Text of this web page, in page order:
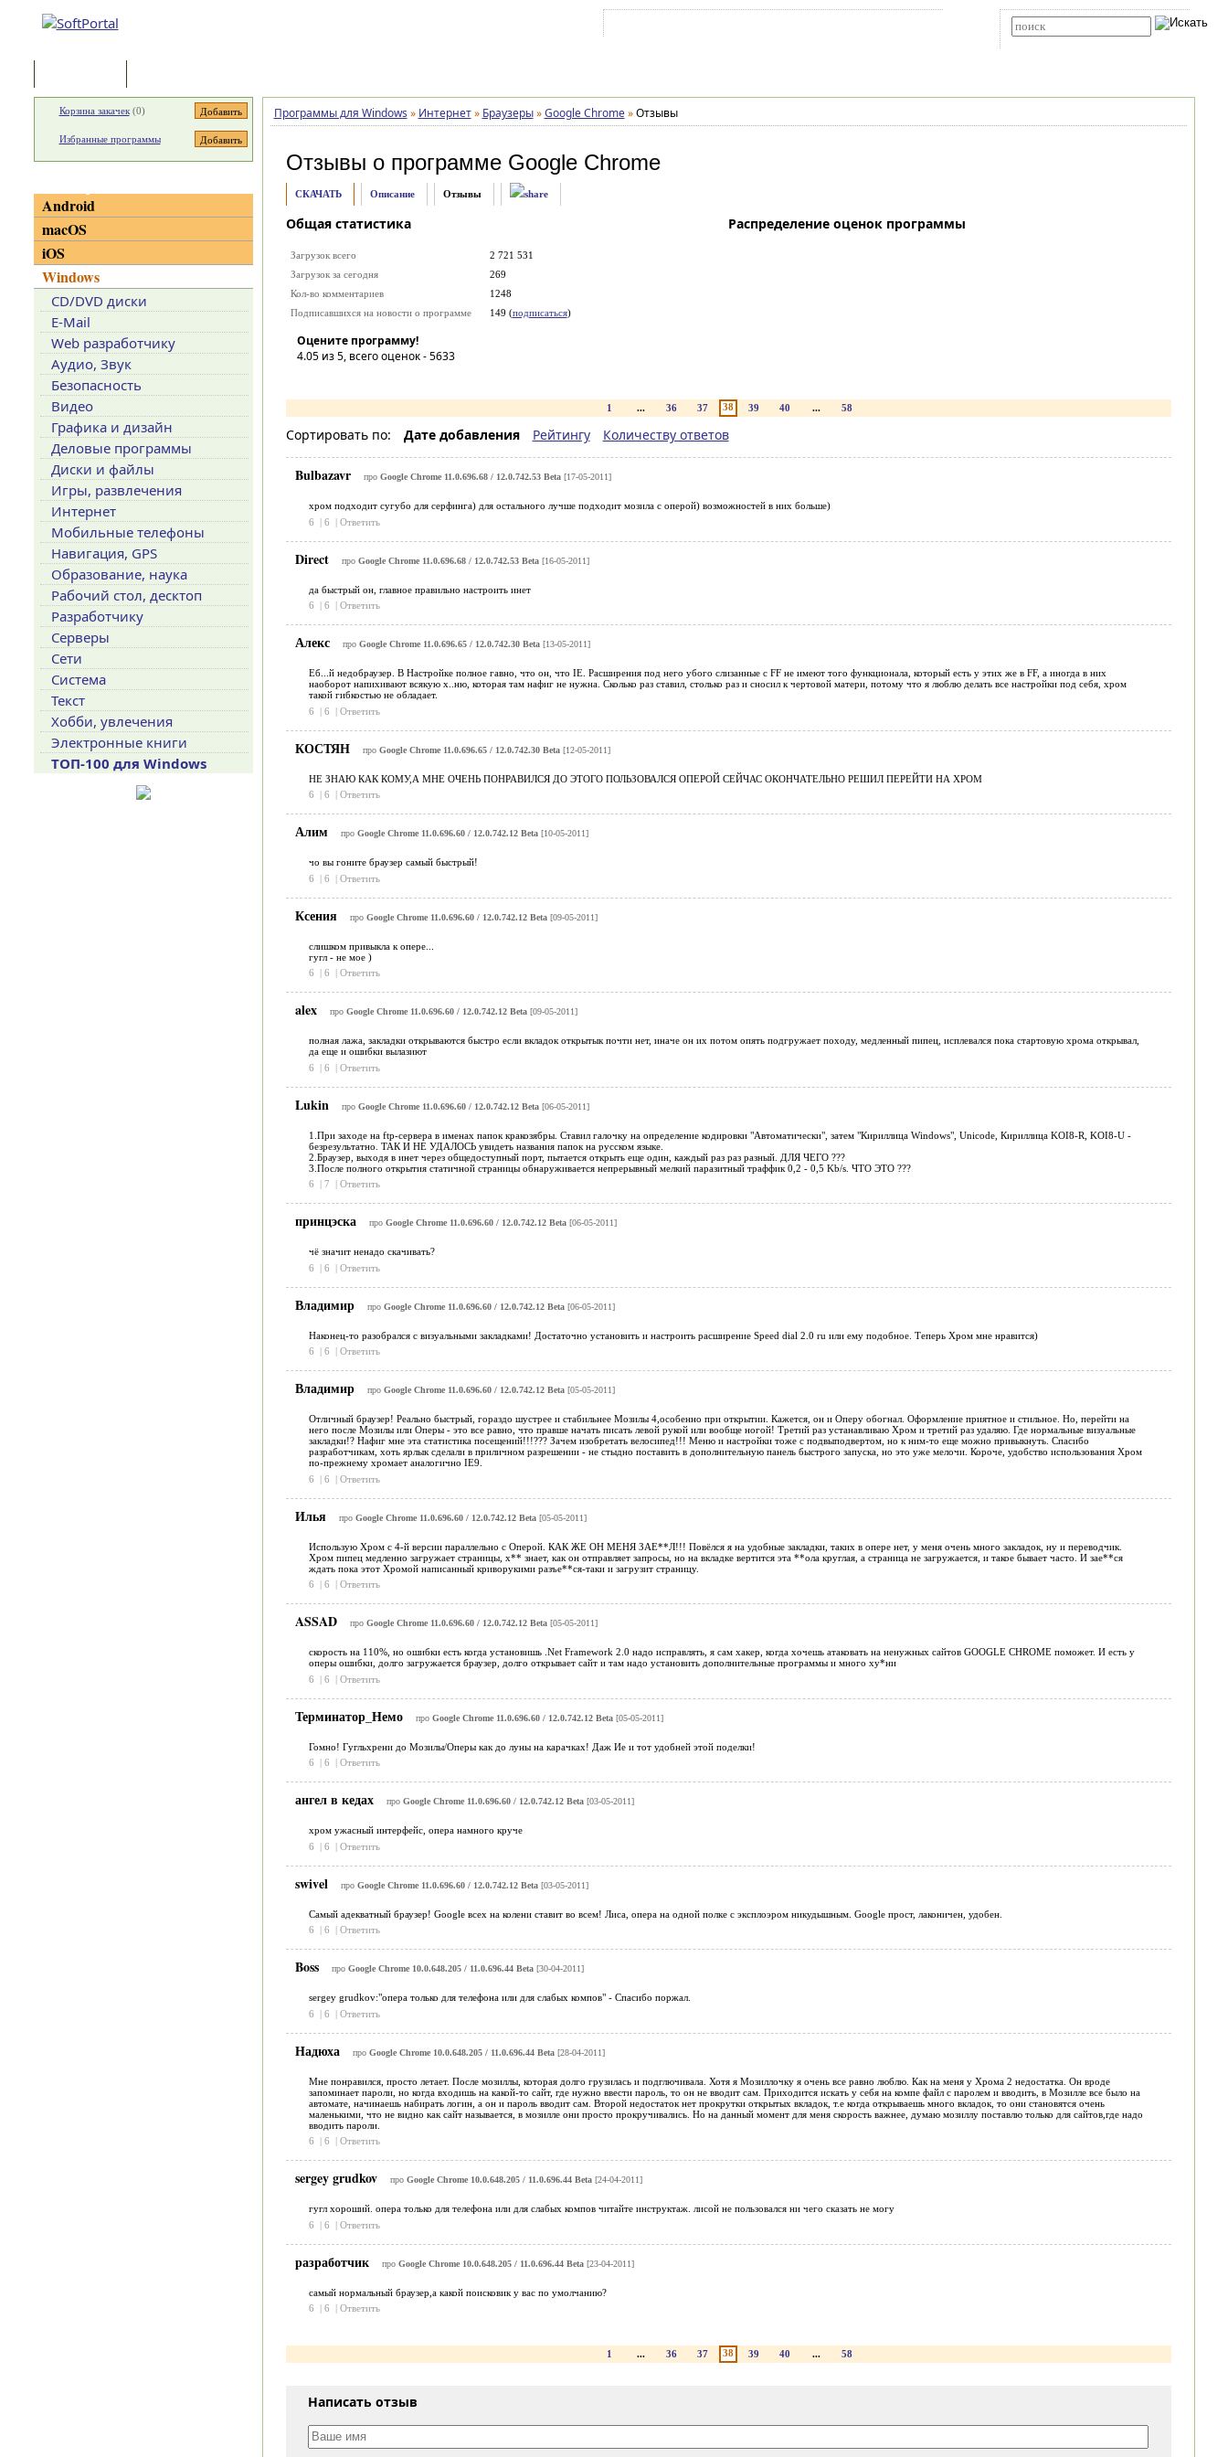
Программы для Windows » Интернет » Браузеры » Google Chrome » Отзывы
Отзывы о программе Google Chrome
СКАЧАТЬ Описание Отзывы
Общая статистика
Загрузок всего
2 721 531
Загрузок за сегодня
269
Кол-во комментариев
1248
Подписавшихся на новости о программе
149 (подписаться)
Оцените программу!
4.05из 5, всего оценок -5633
Распределение оценок программы
1 ... 36 37 38 39 40 ... 58
Сортировать по: Дате добавления Рейтингу Количеству ответов
Bulbazavr про Google Chrome 11.0.696.68 / 12.0.742.53 Beta[17-05-2011]
хром подходит сугубо для серфинга) для остального лучше подходит мозила с оперой) возможностей в них больше)
6
| 6 | Ответить
Direct про Google Chrome 11.0.696.68 / 12.0.742.53 Beta[16-05-2011]
да быстрый он, главное правильно настроить инет
6
| 6 | Ответить
Алекс про Google Chrome 11.0.696.65 / 12.0.742.30 Beta[13-05-2011]
Еб...й недобраузер. В Настройке полное гавно, что он, что IE. Расширения под него убого слизанные с FF не имеют того функционала, который есть у этих же в FF, а иногда в них
наоборот напихивают всякую х..ню, которая там нафиг не нужна. Сколько раз ставил, столько раз и сносил к чертовой матери, потому что я люблю делать все настройки под себя, хром
такой гибкостью не обладает.
6
| 6 | Ответить
КОСТЯН про Google Chrome 11.0.696.65 / 12.0.742.30 Beta[12-05-2011]
НЕ ЗНАЮ КАК КОМУ,А МНЕ ОЧЕНЬ ПОНРАВИЛСЯ ДО ЭТОГО ПОЛЬЗОВАЛСЯ ОПЕРОЙ СЕЙЧАС ОКОНЧАТЕЛЬНО РЕШИЛ ПЕРЕЙТИ НА ХРОМ
6
| 6 | Ответить
Алим про Google Chrome 11.0.696.60 / 12.0.742.12 Beta[10-05-2011]
чо вы гоните браузер самый быстрый!
6
| 6 | Ответить
Ксения про Google Chrome 11.0.696.60 / 12.0.742.12 Beta[09-05-2011]
слишком привыкла к опере...
гугл - не мое )
6
| 6 | Ответить
alex про Google Chrome 11.0.696.60 / 12.0.742.12 Beta[09-05-2011]
полная лажа, закладки открываются быстро если вкладок открытык почти нет, иначе он их потом опять подгружает походу, медленный пипец, исплевался пока стартовую хрома открывал,
да еще и ошибки вылазиют
6
| 6 | Ответить
Lukin про Google Chrome 11.0.696.60 / 12.0.742.12 Beta[06-05-2011]
1.При заходе на ftp-сервера в именах папок кракозябры. Ставил галочку на определение кодировки "Автоматически", затем "Кириллица Windows", Unicode, Кириллица KOI8-R, KOI8-U -
безрезультатно. ТАК И НЕ УДАЛОСЬ увидеть названия папок на русском языке.
2.Браузер, выходя в инет через общедоступный порт, пытается открыть еще один, каждый раз раз разный. ДЛЯ ЧЕГО ???
3.После полного открытия статичной страницы обнаруживается непрерывный мелкий паразитный траффик 0,2 - 0,5 Kb/s. ЧТО ЭТО ???
6
| 7 | Ответить
принцэска про Google Chrome 11.0.696.60 / 12.0.742.12 Beta[06-05-2011]
чё значит ненадо скачивать?
6
| 6 | Ответить
Владимир про Google Chrome 11.0.696.60 / 12.0.742.12 Beta[06-05-2011]
Наконец-то разобрался с визуальными закладками! Достаточно установить и настроить расширение Speed dial 2.0 ru или ему подобное. Теперь Хром мне нравится)
6
| 6 | Ответить
Владимир про Google Chrome 11.0.696.60 / 12.0.742.12 Beta[05-05-2011]
Отличный браузер! Реально быстрый, гораздо шустрее и стабильнее Мозилы 4,особенно при открытии. Кажется, он и Оперу обогнал. Оформление приятное и стильное. Но, перейти на
него после Мозилы или Оперы - это все равно, что правше начать писать левой рукой или вообще ногой! Третий раз устанавливаю Хром и третий раз удаляю. Где нормальные визуальные
закладки!? Нафиг мне эта статистика посещений!!!??? Зачем изобретать велосипед!!! Меню и настройки тоже с подвыподвертом, но к ним-то еще можно привыкнуть. Спасибо
разработчикам, хоть ярлык сделали в приличном разрешении - не стыдно поставить в дополнительную панель быстрого запуска, но это уже мелочи. Короче, удобство использования Хром
по-прежнему хромает аналогично IE9.
6
| 6 | Ответить
Илья про Google Chrome 11.0.696.60 / 12.0.742.12 Beta[05-05-2011]
Использую Хром с 4-й версии параллельно с Оперой. КАК ЖЕ ОН МЕНЯ ЗАЕ**Л!!! Повёлся я на удобные закладки, таких в опере нет, у меня очень много закладок, ну и переводчик.
Хром пипец медленно загружает страницы, х** знает, как он отправляет запросы, но на вкладке вертится эта **ола круглая, а страница не загружается, и такое бывает часто. И зае**ся
ждать пока этот Хромой написанный криворукими разъе**ся-таки и загрузит страницу.
6
| 6 | Ответить
ASSAD про Google Chrome 11.0.696.60 / 12.0.742.12 Beta[05-05-2011]
скорость на 110%, но ошибки есть когда установишь .Net Framework 2.0 надо исправлять, я сам хакер, когда хочешь атаковать на ненужных сайтов GOOGLE CHROME поможет. И есть у
оперы ошибки, долго загружается браузер, долго открывает сайт и там надо установить дополнительные программы и много ху*ни
6
| 6 | Ответить
Терминатор_Немо про Google Chrome 11.0.696.60 / 12.0.742.12 Beta[05-05-2011]
Гомно! Гугльхрени до Мозилы/Оперы как до луны на карачках! Даж Ие и тот удобней этой поделки!
6
| 6 | Ответить
ангел в кедах про Google Chrome 11.0.696.60 / 12.0.742.12 Beta[03-05-2011]
хром ужасный интерфейс, опера намного круче
6
| 6 | Ответить
swivel про Google Chrome 11.0.696.60 / 12.0.742.12 Beta[03-05-2011]
Самый адекватный браузер! Google всех на колени ставит во всем! Лиса, опера на одной полке с эксплоэром никудышным. Google прост, лаконичен, удобен.
6
| 6 | Ответить
Boss про Google Chrome 10.0.648.205 / 11.0.696.44 Beta[30-04-2011]
sergey grudkov:"опера только для телефона или для слабых компов" - Спасибо поржал.
6
| 6 | Ответить
Надюха про Google Chrome 10.0.648.205 / 11.0.696.44 Beta[28-04-2011]
Мне понравился, просто летает. После мозиллы, которая долго грузилась и подглючивала. Хотя я Мозиллочку я очень все равно люблю. Как на меня у Хрома 2 недостатка. Он вроде
запоминает пароли, но когда входишь на какой-то сайт, где нужно ввести пароль, то он не вводит сам. Приходится искать у себя на компе файл с паролем и вводить, в Мозилле все было на
автомате, начинаешь набирать логин, а он и пароль вводит сам. Второй недостаток нет прокрутки открытых вкладок, т.е когда открываешь много вкладок, то они становятся очень
маленькими, что не видно как сайт называется, в мозилле они просто прокручивались. Но на данный момент для меня скорость важнее, думаю мозиллу поставлю только для сайтов,где надо
вводить пароли.
6
| 6 | Ответить
sergey grudkov про Google Chrome 10.0.648.205 / 11.0.696.44 Beta[24-04-2011]
гугл хороший. опера только для телефона или для слабых компов читайте инструктаж. лисой не пользовался ни чего сказать не могу
6
| 6 | Ответить
разработчик про Google Chrome 10.0.648.205 / 11.0.696.44 Beta[23-04-2011]
самый нормальный браузер,а какой поисковик у вас по умолчанию?
6
| 6 | Ответить
1 ... 36 37 38 39 40 ... 58
Написать отзыв
Корзина закачек(0)
Избранные программы
Android
macOS
iOS
Windows
CD/DVD диски
E-Mail
Web разработчику
Аудио, Звук
Безопасность
Видео
Графика и дизайн
Деловые программы
Диски и файлы
Игры, развлечения
Интернет
Мобильные телефоны
Навигация, GPS
Образование, наука
Рабочий стол, десктоп
Разработчику
Серверы
Сети
Система
Текст
Хобби, увлечения
Электронные книги
ТОП-100 для Windows